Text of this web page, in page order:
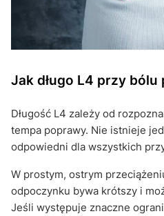
Jak długo L4 przy
Długość L4 zależy od
tempa poprawy. Nie istnieje
odpowiedni dla wszystkich
W prostym, ostrym
odpoczynku bywa krótszy i
Jeśli występuje znaczne